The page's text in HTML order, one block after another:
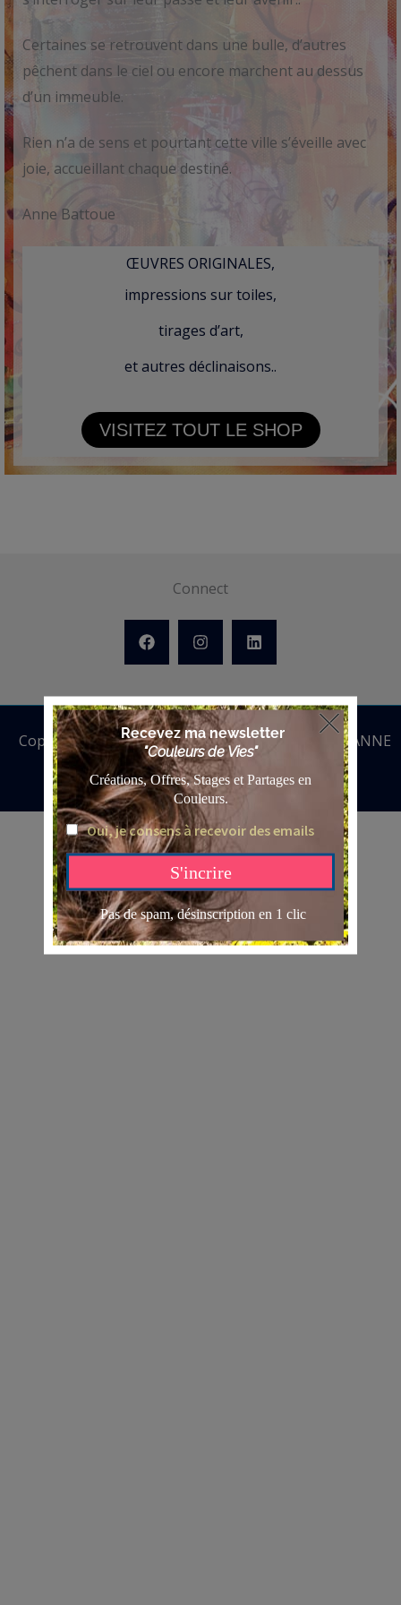
Certaines se retrouvent dans une bulle, d’autres
pêchent dans le ciel ou encore marchent au dessus
d’un immeuble.
Rien n’a de sens et pourtant cette ville s’éveille avec
joie, accueillant chaque destiné.
Anne Battoue
ŒUVRES ORIGINALES,
impressions sur toiles,
tirages d’art,
et autres déclinaisons..
VISITEZ TOUT LE SHOP
Connect
Copyright © 2026 ANNE BATTOUE | Powered by ANNE
BATTOUE